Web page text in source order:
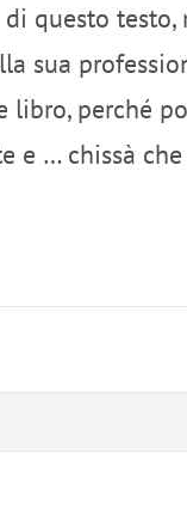
questo
sua
perché
e … chissà